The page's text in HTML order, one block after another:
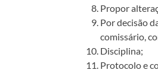
Propor
Por decisão
comissário,
Disciplina;
Protocolo e